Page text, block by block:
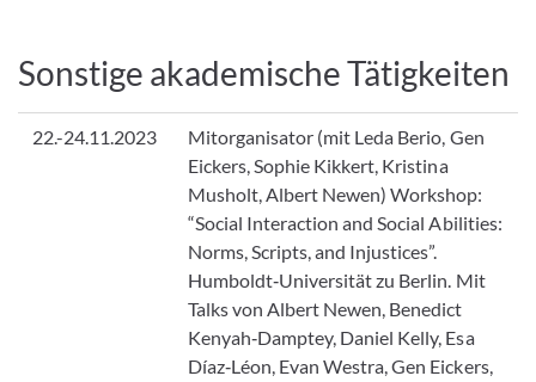
Sonstige akademische Tätigkeiten
22.-24.11.2023
Mitorganisator (mit Leda Berio, Gen
Eickers, Sophie Kikkert, Kristina
Musholt, Albert Newen) Workshop:
“Social Interaction and Social Abilities:
Norms, Scripts, and Injustices”.
Humboldt‐Universität zu Berlin. Mit
Talks von Albert Newen, Benedict
Kenyah‐Damptey, Daniel Kelly, Esa
Díaz‐Léon, Evan Westra, Gen Eickers,